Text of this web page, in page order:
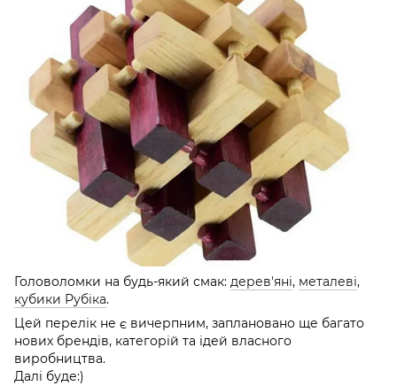
Головоломки на будь-який смак: дерев'яні, металеві,
кубики Рубіка.
Цей перелік не є вичерпним, заплановано ще багато
нових брендів, категорій та ідей власного
виробництва.
Далі буде:)